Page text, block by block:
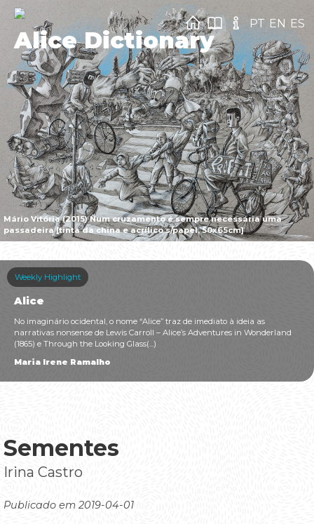
Mário Vitória (2015) Num cruzamento é sempre necessária uma
passadeira [tinta da china e acrílico s/papel, 50x65cm]
Alice Dictionary
PT EN ES
Weekly Highlight
Alice
No imaginário ocidental, o nome “Alice” traz de imediato à ideia as
narrativas nonsense de Lewis Carroll – Alice’s Adventures in Wonderland
(1865) e Through the Looking Glass(...)
Maria Irene Ramalho
Sementes
Irina Castro
Publicado em 2019-04-01